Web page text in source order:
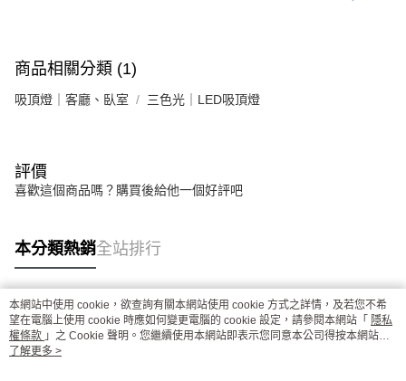
商品相關分類 (1)
吸頂燈｜客廳、臥室 三色光｜LED吸頂燈
評價
喜歡這個商品嗎？購買後給他一個好評吧
本分類熱銷全站排行
熱門標籤
本網站中使用 cookie，欲查詢有關本網站使用 cookie 方式之詳情，及若您不希
望在電腦上使用 cookie 時應如何變更電腦的 cookie 設定，請參閱本網站「 隱私
權條款 」之 Cookie 聲明。您繼續使用本網站即表示您同意本公司得按本網站使
用條款之 Cookie 聲明使用 cookie。
了解更多 >